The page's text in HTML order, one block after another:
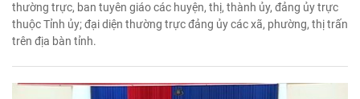
thường trực, ban tuyên giáo các huyện, thị, thành ủy, đảng ủy trực
thuộc Tỉnh ủy; đại diện thường trực đảng ủy các xã, phường, thị trấn
trên địa bàn tỉnh.